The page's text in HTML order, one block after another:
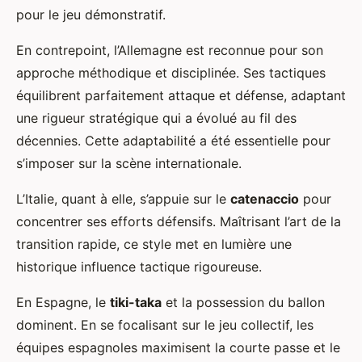
pour le jeu démonstratif.
En contrepoint, l’Allemagne est reconnue pour son
approche méthodique et disciplinée. Ses tactiques
équilibrent parfaitement attaque et défense, adaptant
une rigueur stratégique qui a évolué au fil des
décennies. Cette adaptabilité a été essentielle pour
s’imposer sur la scène internationale.
L’Italie, quant à elle, s’appuie sur le catenaccio pour
concentrer ses efforts défensifs. Maîtrisant l’art de la
transition rapide, ce style met en lumière une
historique influence tactique rigoureuse.
En Espagne, le tiki-taka et la possession du ballon
dominent. En se focalisant sur le jeu collectif, les
équipes espagnoles maximisent la courte passe et le